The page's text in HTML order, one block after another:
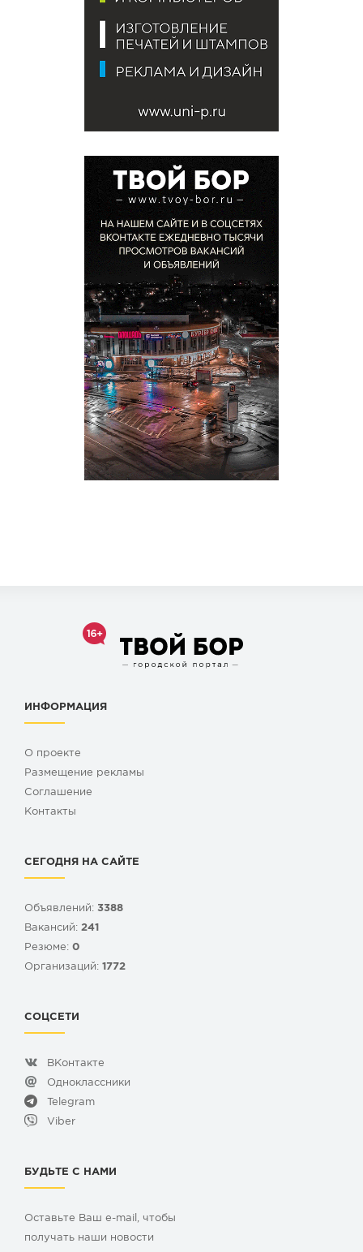
ИНФОРМАЦИЯ
О проекте
Размещение рекламы
Cоглашение
Контакты
СЕГОДНЯ НА САЙТЕ
Объявлений: 3388
Вакансий: 241
Резюме: 0
Организаций: 1772
СОЦСЕТИ
ВКонтакте
Одноклассники
Telegram
Viber
БУДЬТЕ С НАМИ
Оставьте Ваш e-mail, чтобы
получать наши новости